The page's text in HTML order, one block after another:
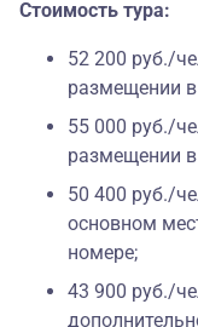
Стоимость тура:
52 200 руб./
размещении
55 000 руб./
размещении
50 400 руб./
основном
номере;
43 900 руб./